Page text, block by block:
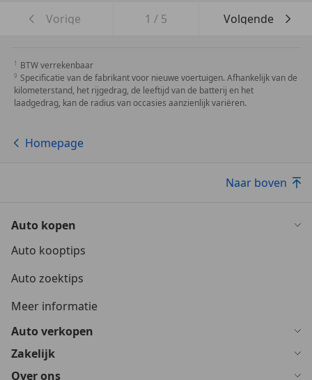
Vorige 1 / 5 Volgende
BTW verrekenbaar
Specificatie van de fabrikant voor nieuwe voertuigen. Afhankelijk van de
kilometerstand, het rijgedrag, de leeftijd van de batterij en het
laadgedrag, kan de radius van occasies aanzienlijk variëren.
Homepage
Naar boven
Auto kopen
Auto kooptips
Auto zoektips
Meer informatie
Auto verkopen
Zakelijk
Over ons